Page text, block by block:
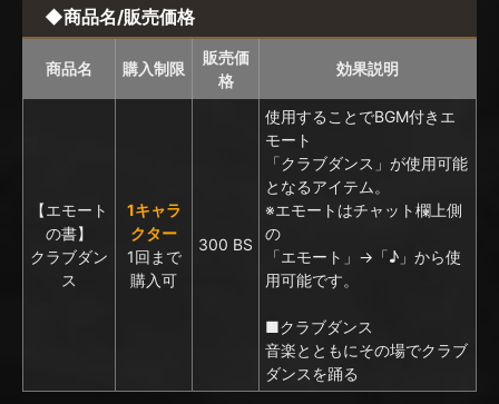
◆商品名/販売価格
商品名 購入制限
販売価
格
効果説明
【エモート
の書】
クラブダン
ス
1キャラ
クター
1回まで
購入可
300 BS
使用することでBGM付きエ
モート
「クラブダンス」が使用可能
となるアイテム。
※エモートはチャット欄上側
の
「エモート」→「♪」から使
用可能です。
■クラブダンス
音楽とともにその場でクラブ
ダンスを踊る